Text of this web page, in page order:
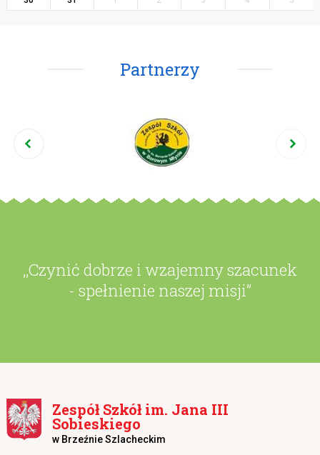
Partnerzy
,,Czynić dobrze i wzajemny szacunek
- spełnienie naszej misji”
Zespół Szkół im. Jana III
Sobieskiego
w Brzeźnie Szlacheckim